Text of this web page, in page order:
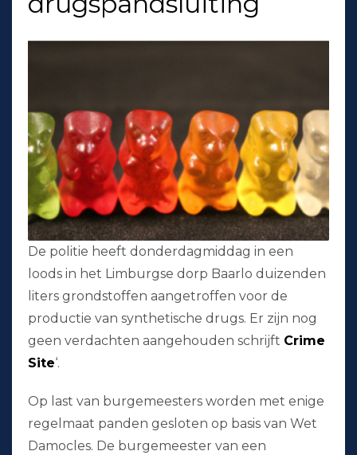
De politie heeft donderdagmiddag in een
loods in het Limburgse dorp Baarlo duizenden
liters grondstoffen aangetroffen voor de
productie van synthetische drugs. Er zijn nog
geen verdachten aangehouden schrijft Crime
Site‘.
Op last van burgemeesters worden met enige
regelmaat panden gesloten op basis van Wet
Damocles. De burgemeester van een